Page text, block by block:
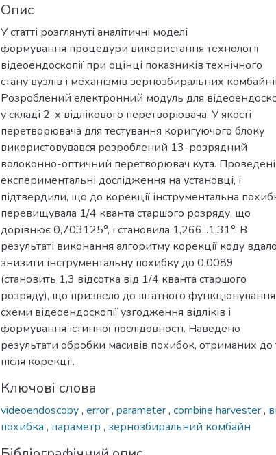
Опис
У статті розглянуті аналітичні моделі
формування процедури використання технології
відеоендоскопії при оцінці показників технічного
стану вузлів і механізмів зернозбиральних
Розроблений електронний модуль для
у складі 2-х відлікового перетворювача. У якості
перетворювача для тестування коригуючого блоку
використовувався розроблений 13-розрядний
волоконно-оптичний перетворювач кута. Проведені
експериментальні дослідження на установці, і
підтвердили, що до корекції інструментальна
перевищувала 1/4 кванта старшого розряду, що
дорівнює 0,703125°, і становила 1,266...1,31°. В
результаті виконання алгоритму корекції коду
знизити інструментальну похибку до 0,0089
(становить 1,3 відсотка від 1/4 кванта старшого
розряду), що призвело до штатного функціонування
схеми відеоендоскопії узгодження відліків і
формування істинної послідовності. Наведено
результати обробки масивів похибок, отриманих до
після корекції.
Ключові слова
videoendoscopy, error, parameter, combine harvester,
похибка , параметр , зернозбиральний комбайн